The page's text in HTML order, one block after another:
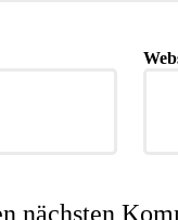
nächsten